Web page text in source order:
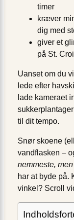
timer
kræver
dig med
giver et
på St.
Uanset om du
lede efter
lade kameraet
til dit tempo.
Snør skoene
vandflasken –
nemmeste,
har at byde på.
vinkel? Scroll